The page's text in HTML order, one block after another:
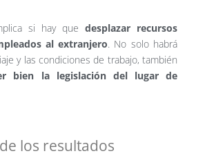
si hay que desplazar recursos
al extranjero . No solo habrá
y las condiciones de trabajo, también
bien la legislación del lugar de
los resultados